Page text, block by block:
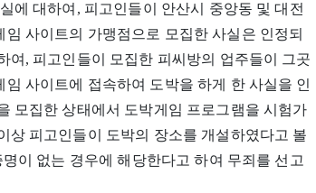
에 대하여, 피고인들이 안산시 중앙동 및 대전
사이트의 가맹점으로 모집한 사실은 인정되
여, 피고인들이 모집한 피씨방의 업주들이 그곳
사이트에 접속하여 도박을 하게 한 사실을 인
모집한 상태에서 도박게임 프로그램을 시험가
상 피고인들이 도박의 장소를 개설하였다고 볼
이 없는 경우에 해당한다고 하여 무죄를 선고